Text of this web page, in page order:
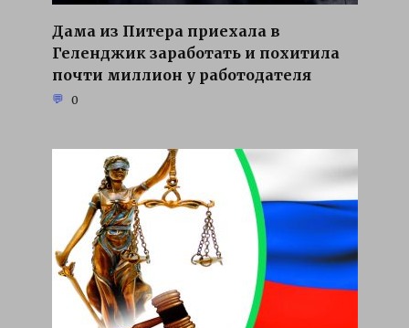
Дама из Питера приехала в
Геленджик заработать и похитила
почти миллион у работодателя
0